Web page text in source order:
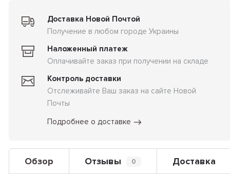
Доставка Новой Почтой
Получение в любом городе Украины
Наложенный платеж
Оплачивайте заказ при получении на складе
Контроль доставки
Отслеживайте Ваш заказ на сайте Новой
Почты
Подробнее о доставке
Обзор Отзывы 0 Доставка